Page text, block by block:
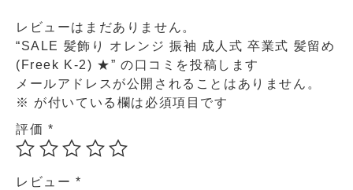
レビューはまだありません。
“SALE 髪飾り オレンジ 振袖 成人式 卒業式 髪留め
(Freek K-2) ★” の口コミを投稿します
メールアドレスが公開されることはありません。
※ が付いている欄は必須項目です
評価 *
レビュー *